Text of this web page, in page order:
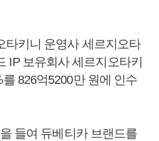
타키니 운영사 세르지오타
IP 보유회사 세르지오타키
826억5200만 원에 인수
들여 듀베티카 브랜드를